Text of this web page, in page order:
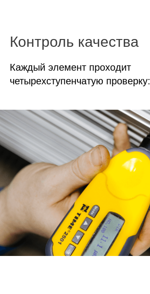
Контроль качества
Каждый элемент проходит
четырехступенчатую проверку: